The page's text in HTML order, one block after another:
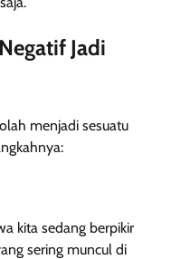
Jadi
menjadi sesuatu
kita sedang berpikir
sering muncul di